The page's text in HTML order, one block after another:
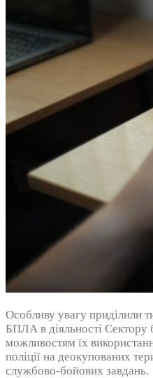
Особливу увагу приділили
БПЛА в діяльності Сектору
можливостям їх
поліції на деокупованих
службово-бойових завдань.